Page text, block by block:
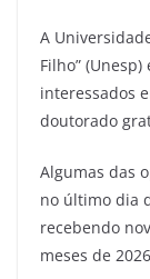
A
Filho”
interessados
doutorado
Algumas das
no último dia
recebendo
meses de